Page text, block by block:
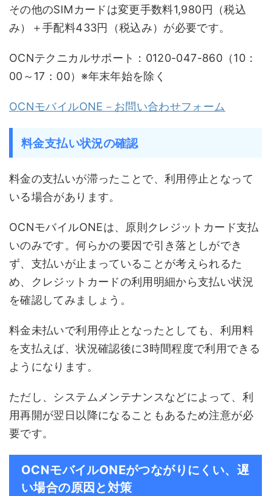
その他のSIMカードは変更手数料1,980円（税込
み）＋手配料433円（税込み）が必要です。
OCNテクニカルサポート：0120-047-860（10：
00～17：00）※年末年始を除く
OCNモバイルONE－お問い合わせフォーム
料金支払い状況の確認
料金の支払いが滞ったことで、利用停止となって
いる場合があります。
OCNモバイルONEは、原則クレジットカード支払
いのみです。何らかの要因で引き落としができ
ず、支払いが止まっていることが考えられるた
め、クレジットカードの利用明細から支払い状況
を確認してみましょう。
料金未払いで利用停止となったとしても、利用料
を支払えば、状況確認後に3時間程度で利用できる
ようになります。
ただし、システムメンテナンスなどによって、利
用再開が翌日以降になることもあるため注意が必
要です。
OCNモバイルONEがつながりにくい、遅
い場合の原因と対策